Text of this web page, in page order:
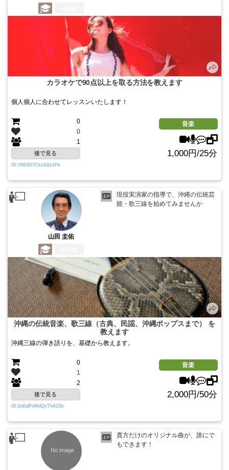
カラオケで90点以上を取る方法を教えます
個人個人に合わせてレッスンいたします！
0
0
1
音楽
後で見る 1,000円/25分
ID:V683G7Ckz9Jjs1Fk
山田 圭佑
現役実演家の指導で、沖縄の伝統芸
能・歌三線を始めてみませんか
沖縄の伝統音楽、歌三線（古典、民謡、沖縄ポップスまで） を
教えます
沖縄三線の弾き語りを、基礎から教えます。
0
1
2
音楽
後で見る 2,000円/50分
ID:2nEdPeMdQvThA15b
貴方だけのオリジナル曲が、誰にで
もできます！